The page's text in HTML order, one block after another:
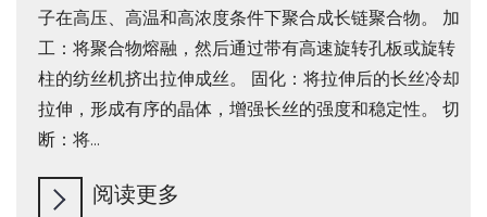
子在高压、高温和高浓度条件下聚合成长链聚合物。 加
工：将聚合物熔融，然后通过带有高速旋转孔板或旋转
柱的纺丝机挤出拉伸成丝。 固化：将拉伸后的长丝冷却
拉伸，形成有序的晶体，增强长丝的强度和稳定性。 切
断：将...
阅读更多
好：化纤面料比大多数天然纤维更耐磨，因此更耐用。
抗皱性好：化纤面料抗皱性好，不易起皱，穿着挺括、
美观。 易打理：化纤面料的洗涤、烘干、熨烫等打理过
程比天然纤维更容易、更方便。 通用性：化纤织物可以
通过不同...
阅读更多
阅读更多